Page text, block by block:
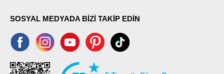
SOSYAL MEDYADA BİZİ TAKİP EDİN